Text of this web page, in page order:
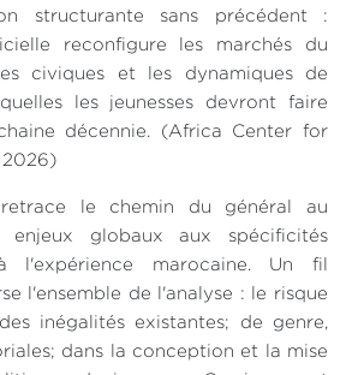
structurante sans précédent :
reconfigure les marchés du
civiques et les dynamiques de
les jeunesses devront faire
décennie. (Africa Center for
2026)
le chemin du général au
globaux aux spécificités
l'expérience marocaine. Un fil
l'ensemble de l'analyse : le risque
inégalités existantes; de genre,
dans la conception et la mise